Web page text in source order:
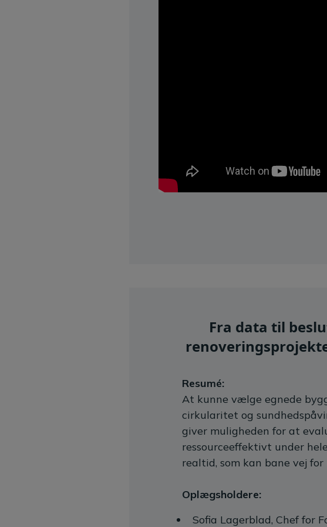
Fra data til
Resumé:
At kunne vælge egnede
cirkularitet og
giver muligheden for at
ressourceeffektivt under
realtid, som kan bane vej
Oplægsholdere:
Sofia Lagerblad, Chef for